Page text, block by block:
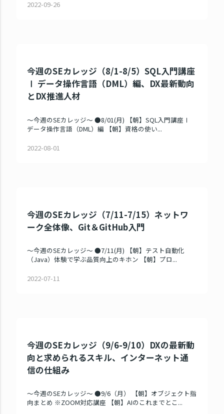
2022-09-26
今週のSEカレッジ（8/1-8/5）SQL入門講座
Ⅰ データ操作言語（DML）編、DX最新動向
とDX推進人材
～今週のSEカレッジ～ ●8/01(月) 【朝】SQL入門講座Ⅰ
データ操作言語（DML）編 【朝】資格の使い...
2022-08-01
今週のSEカレッジ（7/11-7/15）ネットワ
ーク全体像、Git＆GitHub入門
～今週のSEカレッジ～ ●7/11(月) 【朝】テスト自動化
（Java）体験で学ぶ品質向上のキホン 【朝】プロ...
2022-07-11
今週のSEカレッジ（9/6-9/10）DXの最新動
向と求められるスキル、インターネット通
信の仕組み
～今週のSEカレッジ～ ●9/6（月） 【朝】オブジェクト指
向まとめ ※ZOOM対応講座 【朝】AIのこれまでとこ...